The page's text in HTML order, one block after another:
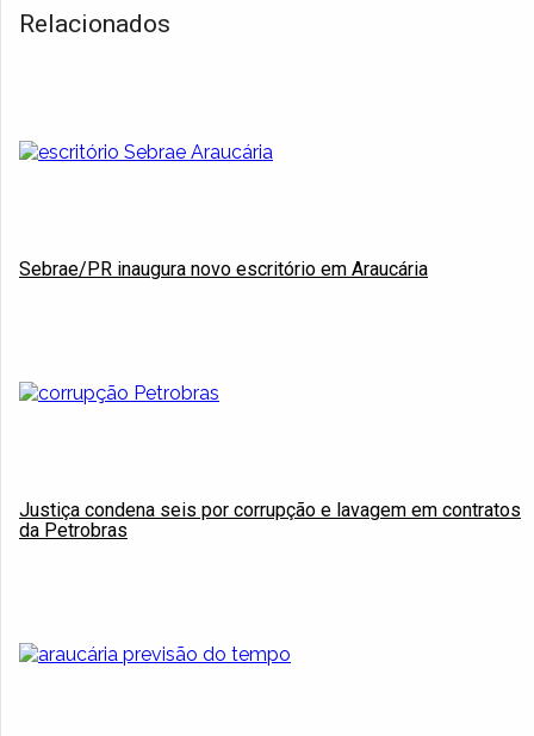
Relacionados
Sebrae/PR inaugura novo escritório em Araucária
Justiça condena seis por corrupção e lavagem em contratos
da Petrobras